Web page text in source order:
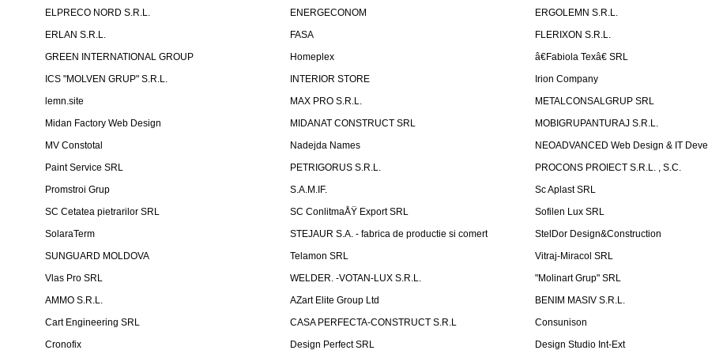
ELPRECO NORD S.R.L.
ENERGECONOM
ERGOLEMN S.R.L.
ERLAN S.R.L.
FASA
FLERIXON S.R.L.
GREEN INTERNATIONAL GROUP
Homeplex
â€Fabiola Texâ€ SRL
ICS "MOLVEN GRUP" S.R.L.
INTERIOR STORE
Irion Company
lemn.site
MAX PRO S.R.L.
METALCONSALGRUP SRL
Midan Factory Web Design
MIDANAT CONSTRUCT SRL
MOBIGRUPANTURAJ S.R.L.
MV Constotal
Nadejda Names
NEOADVANCED Web Design & IT
Paint Service SRL
PETRIGORUS S.R.L.
PROCONS PROIECT S.R.L. , S.C.
Promstroi Grup
S.A.M.IF.
Sc Aplast SRL
SC Cetatea pietrarilor SRL
SC ConlitmaÅŸ Export SRL
Sofilen Lux SRL
SolaraTerm
STEJAUR S.A. - fabrica de productie si comert
StelDor Design&Construction
SUNGUARD MOLDOVA
Telamon SRL
Vitraj-Miracol SRL
Vlas Pro SRL
WELDER. -VOTAN-LUX S.R.L.
"Molinart Grup" SRL
AMMO S.R.L.
AZart Elite Group Ltd
BENIM MASIV S.R.L.
Cart Engineering SRL
CASA PERFECTA-CONSTRUCT S.R.L
Consunison
Cronofix
Design Perfect SRL Design Studio Int-Ext